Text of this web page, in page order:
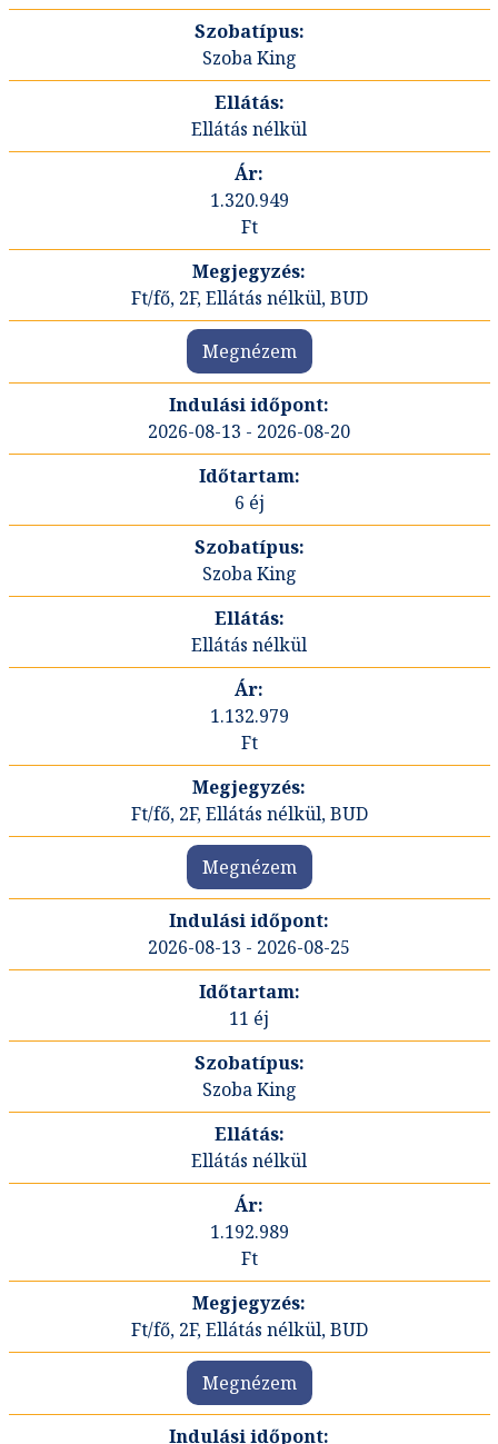
Szoba King
Ellátás nélkül
1.320.949
Ft
Ft/fő, 2F, Ellátás nélkül, BUD
Megnézem
2026-08-13 - 2026-08-20
6 éj
Szoba King
Ellátás nélkül
1.132.979
Ft
Ft/fő, 2F, Ellátás nélkül, BUD
Megnézem
2026-08-13 - 2026-08-25
11 éj
Szoba King
Ellátás nélkül
1.192.989
Ft
Ft/fő, 2F, Ellátás nélkül, BUD
Megnézem